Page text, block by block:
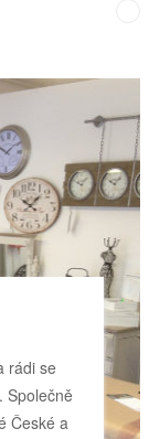
rádi se
Společně
České a